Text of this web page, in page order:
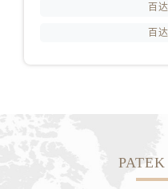
百
百